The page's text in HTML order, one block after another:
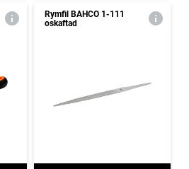
Rymfil BAHCO 1-111
oskaftad